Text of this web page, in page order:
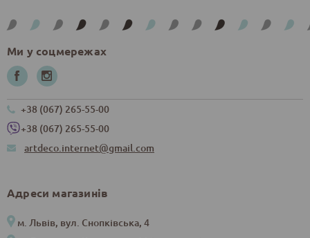
Ми у соцмережах
+38 (067) 265-55-00
+38 (067) 265-55-00
artdeco.internet@gmail.com
Адреси магазинів
м. Львів, вул. Снопківська, 4